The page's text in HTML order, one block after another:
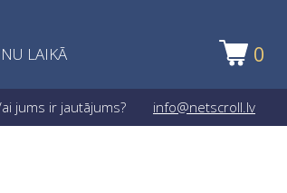
LAIKĀ 0
jums ir jautājums? info@netscroll.lv